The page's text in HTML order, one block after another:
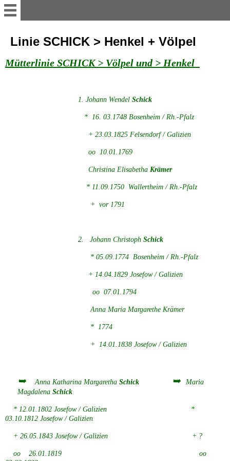
myvolyn
AKTUELLES
Reise-Impressionen 2016
Reise-Impressionen 2018
Reise-Impressionen 2019
UKRAINE
CHOLMERLAND
Heimat PFALZ
Linie SCHICK > Henkel + Völpel
Mütterlinie SCHICK > Völpel und > Henkel
1. Johann Wendel Schick
* 16. 03.1748 Bosenheim / Rh.-Pfalz
+ 23.03.1825 Felsendorf / Galizien
oo 10.01.1769
Christina Elisabetha Krämer
* 11.09.1750 Wallertheim / Rh.-Pfalz
+ vor 1791
2. Johann Christoph Schick
* 05.09.1774 Bosenheim / Rh.-Pfalz
+ 14.04.1829 Josefow / Galizien
oo 07.01.1794
Anna Maria Margarethe Krämer
* 1774
+ 14.01.1838 Josefow / Galizien
➥ Anna Katharina Margaretha Schick ➥ Maria
Magdalena Schick
* 12.01.1802 Josefow / Galizien *
03.10.1812 Josefow / Galizien
+ 26.05.1843 Josefow / Galizien + ?
oo 26.01.1819 oo